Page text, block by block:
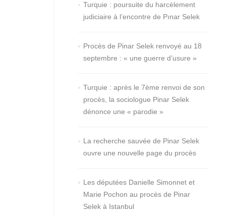
Turquie : poursuite du harcèlement
judiciaire à l’encontre de Pınar Selek
Procès de Pinar Selek renvoyé au 18
septembre : « une guerre d’usure »
Turquie : après le 7ème renvoi de son
procès, la sociologue Pinar Selek
dénonce une « parodie »
La recherche sauvée de Pinar Selek
ouvre une nouvelle page du procès
Les députées Danielle Simonnet et
Marie Pochon au procès de Pinar
Selek à Istanbul